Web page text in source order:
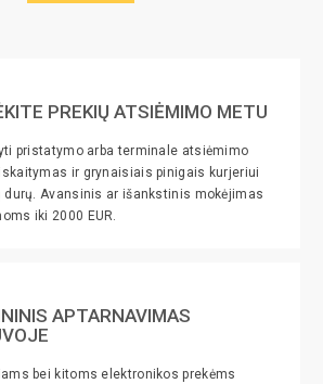
PREKIŲ ATSIĖMIMO METU
pristatymo arba terminale atsiėmimo
ir grynaisiais pinigais kurjeriui
Avansinis ar išankstinis mokėjimas
iki 2000 EUR.
APTARNAVIMAS
bei kitoms elektronikos prekėms